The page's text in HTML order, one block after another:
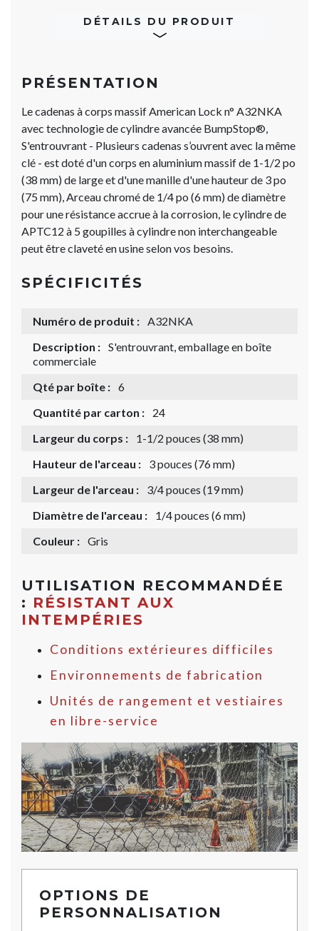
DÉTAILS DU PRODUIT
PRÉSENTATION
Le cadenas à corps massif American Lock n° A32NKA
avec technologie de cylindre avancée BumpStop®,
S'entrouvrant - Plusieurs cadenas s’ouvrent avec la même
clé - est doté d'un corps en aluminium massif de 1-1/2 po
(38 mm) de large et d'une manille d'une hauteur de 3 po
(75 mm), Arceau chromé de 1/4 po (6 mm) de diamètre
pour une résistance accrue à la corrosion, le cylindre de
APTC12 à 5 goupilles à cylindre non interchangeable
peut être claveté en usine selon vos besoins.
SPÉCIFICITÉS
Numéro de produit : A32NKA
Description : S'entrouvrant, emballage en boîte
commerciale
Qté par boîte : 6
Quantité par carton :
24
Largeur du corps :
1-1/2 pouces (38 mm)
Hauteur de l'arceau :
3 pouces (76 mm)
Largeur de l'arceau :
3/4 pouces (19 mm)
Diamètre de l'arceau :
1/4 pouces (6 mm)
Couleur : Gris
UTILISATION RECOMMANDÉE
: RÉSISTANT AUX
INTEMPÉRIES
Conditions extérieures difficiles
Environnements de fabrication
Unités de rangement et vestiaires
en libre-service
OPTIONS DE
PERSONNALISATION